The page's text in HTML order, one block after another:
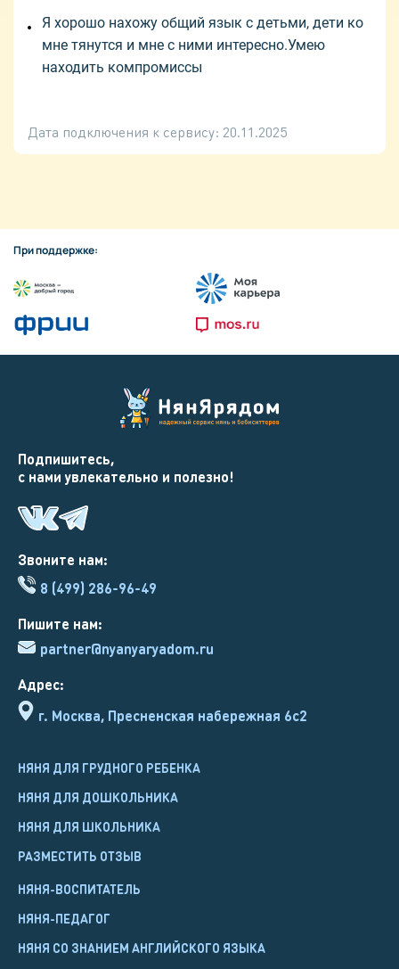
Я хорошо нахожу общий язык с детьми, дети ко
мне тянутся и мне с ними интересно.Умею
находить компромиссы
Дата подключения к сервису: 20.11.2025
При поддержке:
Адрес:
г. Москва, Пресненская набережная 6с2
Звоните нам:
8 (499) 286-96-49
НЯНЯ ДЛЯ ГРУДНОГО РЕБЕНКА
НЯНЯ ДЛЯ ДОШКОЛЬНИКА
НЯНЯ ДЛЯ ШКОЛЬНИКА
РАЗМЕСТИТЬ ОТЗЫВ
Пишите нам:
partner@nyanyaryadom.ru
НЯНЯ-ВОСПИТАТЕЛЬ
НЯНЯ-ПЕДАГОГ
НЯНЯ СО ЗНАНИЕМ АНГЛИЙСКОГО ЯЗЫКА
Подпишитесь,
с нами увлекательно и полезно!